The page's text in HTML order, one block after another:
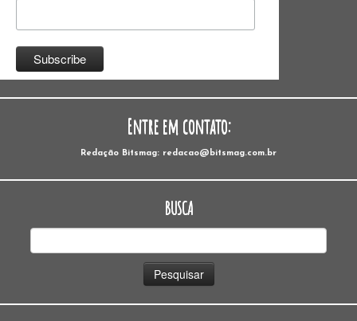
Entre em contato:
Redação Bitsmag: redacao@bitsmag.com.br
BUSCA